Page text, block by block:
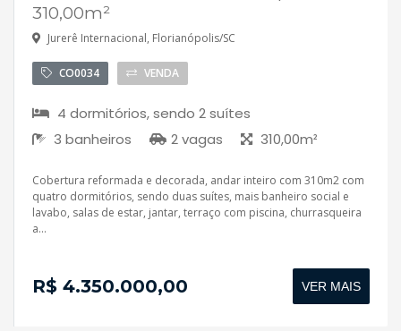
310,00m²
Jurerê Internacional, Florianópolis/SC
CO0034 VENDA
4 dormitórios, sendo 2 suítes
3 banheiros
2 vagas 310,00m²
Cobertura reformada e decorada, andar inteiro com 310m2 com
quatro dormitórios, sendo duas suítes, mais banheiro social e
lavabo, salas de estar, jantar, terraço com piscina, churrasqueira
a...
R$ 4.350.000,00 VER MAIS